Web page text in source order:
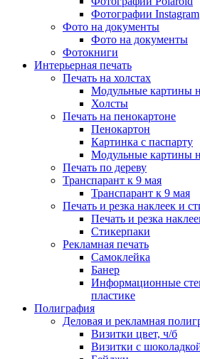
Фотографии Instagram
Фото на документы
Фото на документы
Фотокниги
Интерьерная печать
Печать на холстах
Модульные картины
Холсты
Печать на пенокартоне
Пенокартон
Картинка с паспарту
Модульные картины
Печать по дереву
Транспарант к 9 мая
Транспарант к 9 мая
Печать и резка наклеек и
Печать и резка
Стикерпаки
Рекламная печать
Самоклейка
Банер
Информационные
пластике
Полиграфия
Деловая и рекламная
Визитки цвет, ч/б
Визитки с